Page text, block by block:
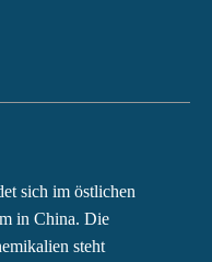
sich im östlichen
in China. Die
steht